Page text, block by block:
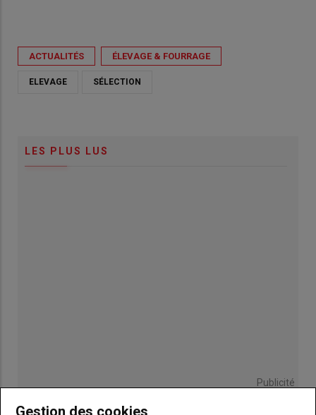
ACTUALITÉS ÉLEVAGE & FOURRAGE
ELEVAGE SÉLECTION
LES PLUS LUS
Publicité
Gestion des cookies